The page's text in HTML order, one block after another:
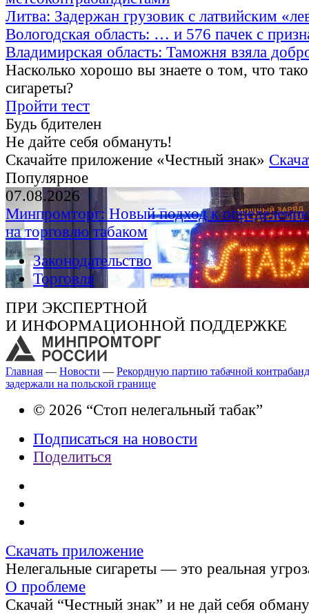
Литва: Задержан грузовик с латвийским
Вологодская область: … и 576 пачек с
Владимирская область: Таможня взяла
Насколько хорошо вы знаете о том, что
сигареты?
Пройти тест
Будь бдителен
Не дайте себя обмануть!
Скачайте приложение «Честный знак»
Популярное
07.08.2026
Минпромторг: Новый подход к
на торговлю табаком
Законодательство
Торговля
ПРИ ЭКСПЕРТНОЙ
И ИНФОРМАЦИОННОЙ ПОДДЕРЖКЕ
Главная — Новости — Рекордную партию табачной
задержали на польской границе
© 2026 “Стоп нелегальный табак”
Подписаться на новости
Поделиться
Скачать приложение
Нелегальные сигареты — это реальная
О проблеме
Скачай “Честный знак” и не дай себя